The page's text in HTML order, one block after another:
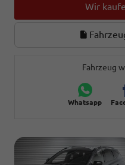
Wir
Fahrzeug
Whatsapp